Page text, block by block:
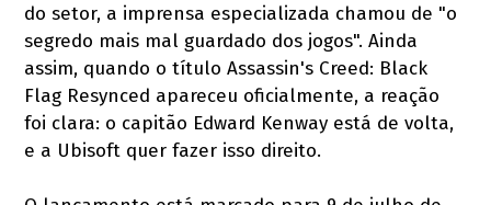
do setor, a imprensa especializada chamou de "o
segredo mais mal guardado dos jogos". Ainda
assim, quando o título Assassin's Creed: Black
Flag Resynced apareceu oficialmente, a reação
foi clara: o capitão Edward Kenway está de volta,
e a Ubisoft quer fazer isso direito.